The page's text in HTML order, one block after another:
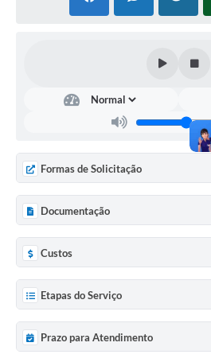
Instrumentos de Gestão - SAÚDE
Dados gerais e Obras
Empresa Inidônea
LGPD - Governo Digital
licenciamento ambiental
Perguntas e respostas frequentes
Formas de Solicitação
Documentação
Custos
Etapas do Serviço
Prazo para Atendimento